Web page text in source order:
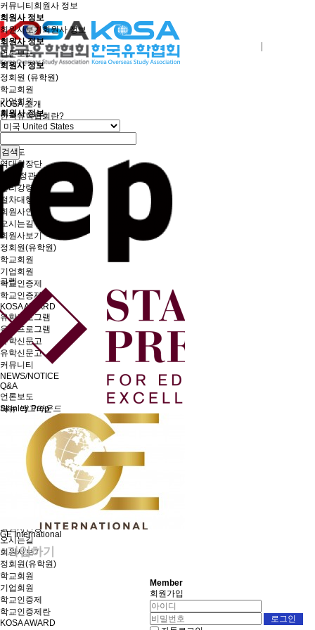
KOSA 소개
한국유학협회란?
협회장 인사말
조직도
역대회장단
회칙/정관
윤리강령
절차대행 표준약관
회원사인증
오시는길
회원사보기
정회원(유학원)
학교회원
기업회원
학교인증제
학교인증제란
KOSA AWARD
유학프로그램
유학프로그램
유학신문고
유학신문고
커뮤니티
NEWS/NOTICE
Q&A
언론보도
메뉴 백그라운드
한국유학협회란
협회장 인사말
임원진소개
역대회장단
회칙/정관
회원사인증
오시는길
회원사보기
정회원(유학원)
학교회원
기업회원
학교인증제
학교인증제란
KOSA AWARD
커뮤니티 회원사 정보
회원사 정보
회원사보기회원사 정보
회원사 정보
언론보도
회원사 정보
정회원 (유학원)
학교회원
기업회원
회원사 정보
검색
그렙
Stanley Prep
GE International
가입하기
Member
회원가입